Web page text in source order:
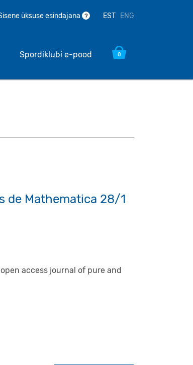
üksuse esindajana ? EST ENG
Spordiklubi e-pood 0
de Mathematica 28/1
access journal of pure and